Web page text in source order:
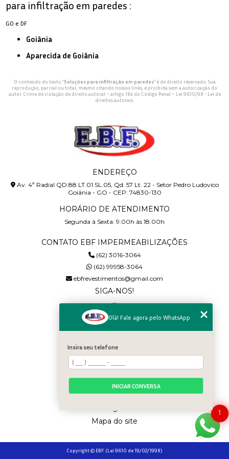
para infiltração em paredes :
GO e DF
Goiânia
Aparecida de Goiânia
O conteúdo do texto "Soluções para infiltração em paredes" é de direito reservado. Sua
reprodução, parcial ou total, mesmo citando nossos links, é proibida sem a autorização do
autor. Crime de violação de direito autoral – artigo 184 do Código Penal – Lei 9610/98 - Lei de
direitos autorais
ENDEREÇO
Av. 4ª Radial QD.88 LT.01 SL.05, Qd. 57 Lt. 22 - Setor Pedro Ludovico
Goiânia - GO - CEP: 74830-130
HORÁRIO DE ATENDIMENTO
Segunda à Sexta: 9:00h às 18:00h
CONTATO EBF IMPERMEABILIZAÇÕES
(62) 3016-3064
(62) 99958-3064
ebfrevestimentos@gmail.com
SIGA-NOS!
Quem somos
Serviços
Galeria
Contato
Mapa do site
Copyright © EBF. (Lei 9610 de 19/02/1998)
1
Olá! Fale agora pelo WhatsApp
Insira seu telefone
INICIAR CONVERSA